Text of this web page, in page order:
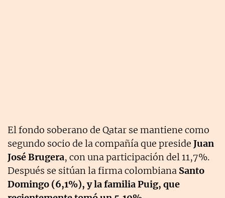
El fondo soberano de Qatar se mantiene como
segundo socio de la compañía que preside Juan
José Brugera, con una participación del 11,7%.
Después se sitúan la firma colombiana Santo
Domingo (6,1%), y la familia Puig, que